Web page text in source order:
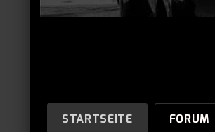
STARTSEITE FORUM